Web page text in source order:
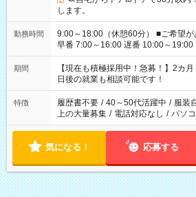
します。
勤務時間
9:00～18:00（休憩60分） ■ご希望があれば下記シフトもOK！
早番 7:00～16:00 遅番 10:00～19:00 「家族と休みを合わせた
い」 「余裕を持って夕飯の準備がし
たくない」 など、ご希望を教えてくださいね。
の方へ 今ご覧のお仕事で希望する勤
の勤務時間。 合計で週40時間を超
期間
【現在も積極採用中！急募！】2カ
日後の就業も相談可能です！
特徴 履歴書不要 / 40～50代活躍中 / 服装
上の大量募集 / 電話対応なし / パソ
気になる！ 応募する